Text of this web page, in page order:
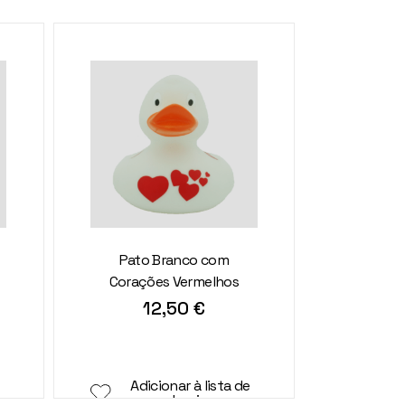
Pato Branco com
Corações Vermelhos
12,50 €
Adicionar à lista de
desejos